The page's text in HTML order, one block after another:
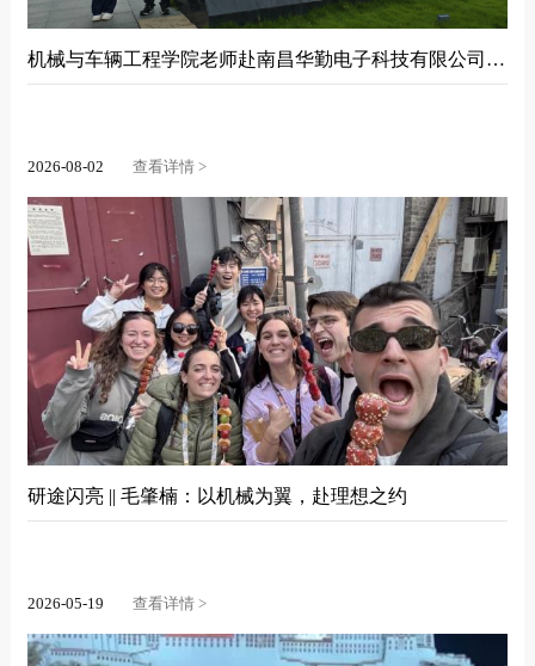
机械与车辆工程学院老师赴南昌华勤电子科技有限公司开启访企拓岗专...
2026-08-02 查看详情 >
研途闪亮 || 毛肇楠：以机械为翼，赴理想之约
2026-05-19 查看详情 >